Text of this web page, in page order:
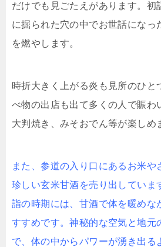
だけでも見ごたえがあります。初
に掘られた穴の中でお世話になっ
を燃やします。
時折大きく上がる炎も見所のひと
べ物の出店も出て多くの人で賑わ
大判焼き、みそおでん等が楽しめ
また、参道の入り口にあるお米や
珍しい玄米甘酒を売り出していま
詣の時期には、甘酒で体を暖めな
すすめです。神秘的な空気と地元
で、体の中からパワーが湧き出る